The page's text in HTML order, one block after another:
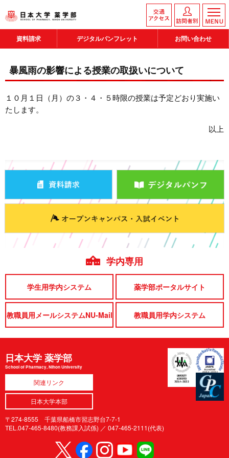
資料請求 デジタルパンフレット お問い合わせ
暴風雨の影響による授業の取扱いについて
１０月１日（月）の３・４・５時限の授業は予定どおり実施い
たします。
以上
学内専用
学生用学内システム 薬学部ポータルサイト
教職員用メールシステムNU-Mail 教職員用学内システム
日本大学 薬学部
School of Pharmacy, Nihon University
関連リンク
日本大学本部
〒274-8555 千葉県船橋市習志野台7-7-1
TEL.047-465-8480(教務課入試係) ／ 047-465-2111(代表)